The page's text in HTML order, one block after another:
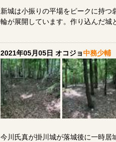
新城は小振りの平場をピークに持つ
輪が展開しています。作り込んだ城
2021年05月05日 オコジョ中務少輔
今川氏真が掛川城が落城後に一時居